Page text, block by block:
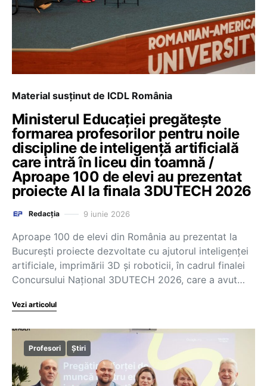
Material susținut de ICDL România
Ministerul Educației pregătește
formarea profesorilor pentru noile
discipline de inteligență artificială
care intră în liceu din toamnă /
Aproape 100 de elevi au prezentat
proiecte AI la finala 3DUTECH 2026
Redacția 9 iunie 2026
Aproape 100 de elevi din România au prezentat la
București proiecte dezvoltate cu ajutorul inteligenței
artificiale, imprimării 3D și roboticii, în cadrul finalei
Concursului Național 3DUTECH 2026, care a avut…
Vezi articolul
Profesori Știri